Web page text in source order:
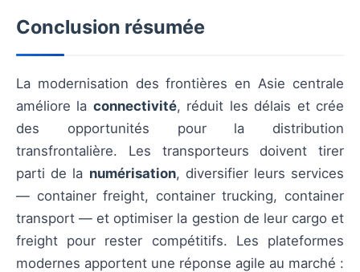
Conclusion résumée
La modernisation des frontières en Asie centrale
améliore la connectivité, réduit les délais et crée
des opportunités pour la distribution
transfrontalière. Les transporteurs doivent tirer
parti de la numérisation, diversifier leurs services
— container freight, container trucking, container
transport — et optimiser la gestion de leur cargo et
freight pour rester compétitifs. Les plateformes
modernes apportent une réponse agile au marché :